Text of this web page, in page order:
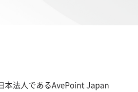
本法人であるAvePoint Japan